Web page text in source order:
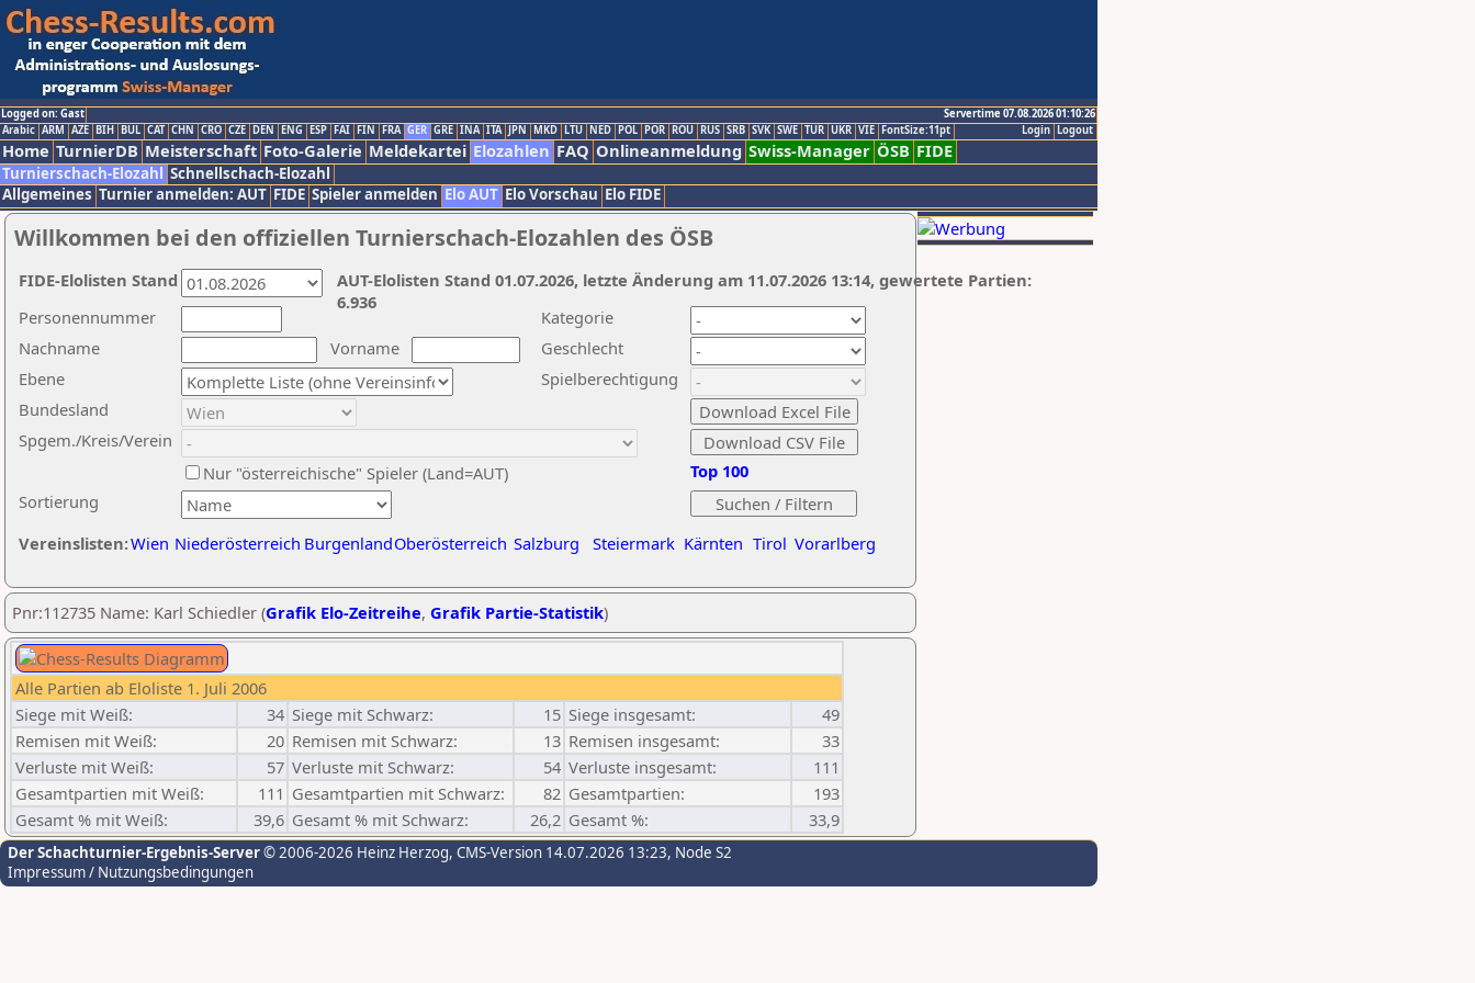
Logged on: Gast
Servertime 07.08.2026 01:10:26
Logout
Login
Arabic ARM AZE BIH BUL CAT CHN CRO CZE DEN ENG ESP FAI FIN FRA GER GRE INA ITA JPN MKD LTU NED POL POR ROU RUS SRB SVK SWE TUR UKR VIE FontSize:11pt
Home TurnierDB Meisterschaft Foto-Galerie Meldekartei Elozahlen FAQ Onlineanmeldung Swiss-Manager ÖSB FIDE
Turnierschach-Elozahl Schnellschach-Elozahl
Allgemeines Turnier anmelden: AUT FIDE Spieler anmelden Elo AUT Elo Vorschau Elo FIDE
Willkommen bei den offiziellen Turnierschach-Elozahlen des ÖSB
Nachname
Vorname
Ebene
Kategorie
Sortierung
Personennummer
Bundesland
Spgem./Kreis/Verein
Geschlecht
Nur "österreichische" Spieler (Land=AUT)
Spielberechtigung
Vereinslisten:Wien Niederösterreich BurgenlandOberösterreich Salzburg Steiermark Kärnten Tirol Vorarlberg
Top 100
AUT-Elolisten Stand 01.07.2026, letzte Änderung am 11.07.2026 13:14, gewertete Partien:
6.936
FIDE-Elolisten Stand
Pnr:112735 Name: Karl Schiedler (Grafik Elo-Zeitreihe, Grafik Partie-Statistik)
Alle Partien ab Eloliste 1. Juli 2006
Siege mit Weiß:
34 Siege mit Schwarz: 15 Siege insgesamt:
49
Remisen mit Weiß:
20 Remisen mit Schwarz: 13 Remisen insgesamt:
33
Verluste mit Weiß:
57 Verluste mit Schwarz: 54 Verluste insgesamt:
111
Gesamtpartien mit Weiß:
111 Gesamtpartien mit Schwarz: 82 Gesamtpartien:
193
Gesamt % mit Weiß:
39,6 Gesamt % mit Schwarz: 26,2 Gesamt %: 33,9
Der Schachturnier-Ergebnis-Server© 2006-2026 Heinz Herzog, CMS-Version 14.07.2026 13:23, Node S2
Impressum / Nutzungsbedingungen